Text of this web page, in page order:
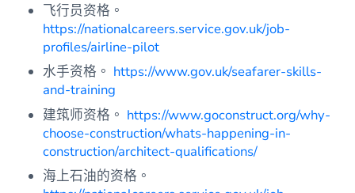
飞行员资格。
https://nationalcareers.service.gov.uk/job-
profiles/airline-pilot
水手资格。 https://www.gov.uk/seafarer-skills-
and-training
建筑师资格。 https://www.goconstruct.org/why-
choose-construction/whats-happening-in-
construction/architect-qualifications/
海上石油的资格。